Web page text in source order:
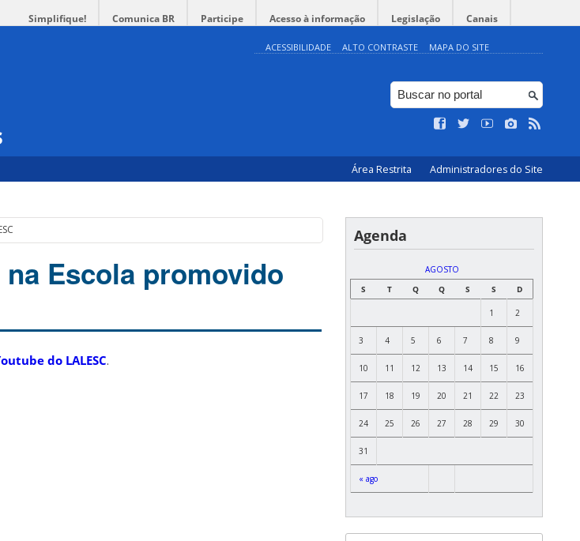
Simplifique! Comunica BR Participe Acesso à informação Legislação Canais
ACESSIBILIDADE ALTO CONTRASTE MAPA DO SITE
Área Restrita Administradores do Site
Escola promovido
do LALESC.
Agenda
AGOSTO
S
T Q Q S S D
« ago
1 2
3 4 5 6 7 8 9
10 11 12 13 14 15 16
17 18 19 20 21 22 23
24 25 26 27 28 29 30
31